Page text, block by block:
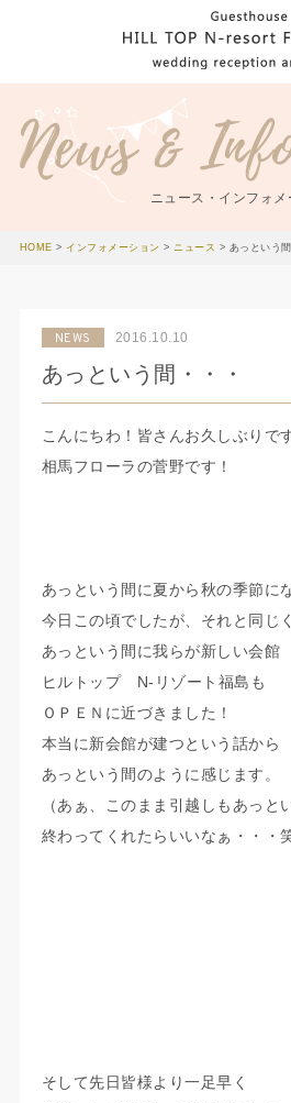
ニュース・インフォメ
HOME > インフォメーション >ニュース > あっという
NEWS 2016.10.10
あっという間・・・
こんにちわ！皆さんお久しぶりで
相馬フローラの菅野です！
あっという間に夏から秋の季節に
今日この頃でしたが、それと同じ
あっという間に我らが新しい会館
ヒルトップ N-リゾート福島も
ＯＰＥＮに近づきました！
本当に新会館が建つという話から
あっという間のように感じます。
（あぁ、このまま引越しもあっと
終わってくれたらいいなぁ・・・笑
そして先日皆様より一足早く